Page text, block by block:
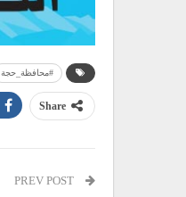
#محافظة_حجة
Share